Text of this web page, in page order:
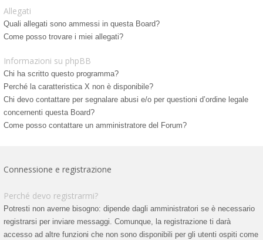
Allegati
Quali allegati sono ammessi in questa Board?
Come posso trovare i miei allegati?
Informazioni su phpBB
Chi ha scritto questo programma?
Perché la caratteristica X non è disponibile?
Chi devo contattare per segnalare abusi e/o per questioni d’ordine legale
concernenti questa Board?
Come posso contattare un amministratore del Forum?
Connessione e registrazione
Perché devo registrarmi?
Potresti non averne bisogno: dipende dagli amministratori se è necessario
registrarsi per inviare messaggi. Comunque, la registrazione ti darà
accesso ad altre funzioni che non sono disponibili per gli utenti ospiti come